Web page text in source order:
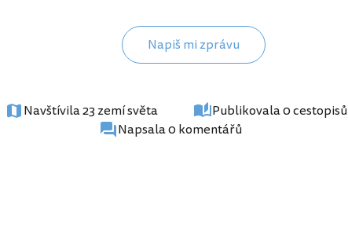
Napiš mi zprávu
Navštívila 23 zemí světa Publikovala 0 cestopisů
Napsala 0 komentářů